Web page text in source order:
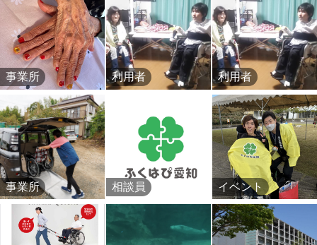
事業所 利用者 利用者
事業所 相談員 イベント